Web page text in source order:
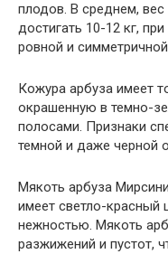
плодов. В среднем,
достигать 10-12 кг,
ровной и
Кожура арбуза имеет
окрашенную в темно-
полосами. Признаки
темной и даже черной
Мякоть арбуза
имеет светло-красный
нежностью. Мякоть
разжижений и пустот,